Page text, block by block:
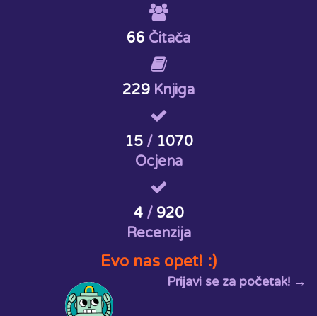
66 Čitača
229 Knjiga
15/ 1070
Ocjena
4/ 920
Recenzija
Evo nas opet! :)
Prijavi se za početak! →